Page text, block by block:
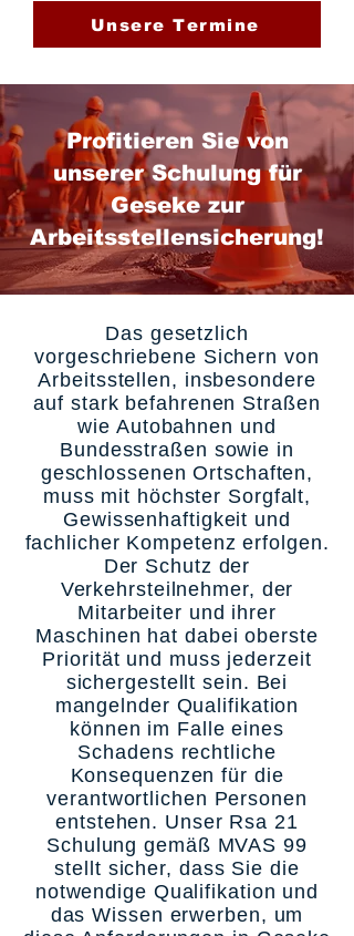
Unsere Termine
Profitieren Sie von
unserer Schulung für
Geseke zur
Arbeitsstellensicherung!
Das gesetzlich
vorgeschriebene Sichern von
Arbeitsstellen, insbesondere
auf stark befahrenen Straßen
wie Autobahnen und
Bundesstraßen sowie in
geschlossenen Ortschaften,
muss mit höchster Sorgfalt,
Gewissenhaftigkeit und
fachlicher Kompetenz erfolgen.
Der Schutz der
Verkehrsteilnehmer, der
Mitarbeiter und ihrer
Maschinen hat dabei oberste
Priorität und muss jederzeit
sichergestellt sein. Bei
mangelnder Qualifikation
können im Falle eines
Schadens rechtliche
Konsequenzen für die
verantwortlichen Personen
entstehen. Unser Rsa 21
Schulung gemäß MVAS 99
stellt sicher, dass Sie die
notwendige Qualifikation und
das Wissen erwerben, um